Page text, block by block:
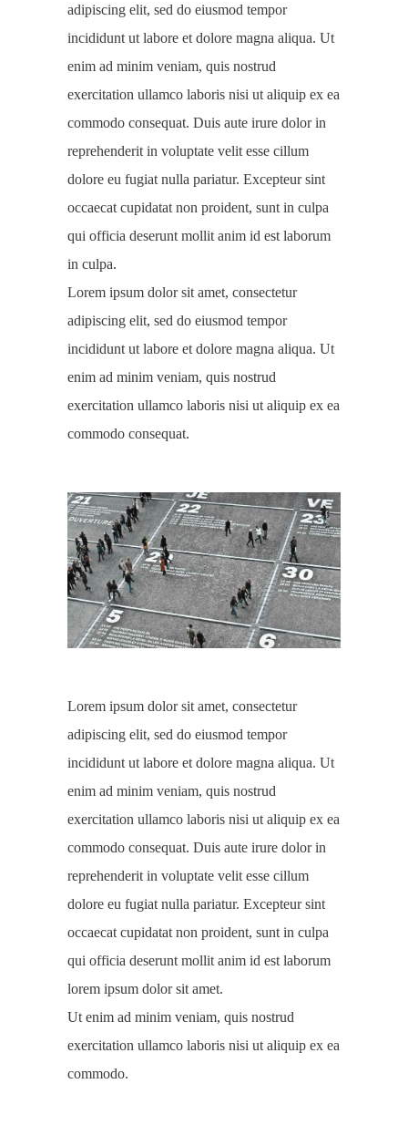
adipiscing elit, sed do eiusmod tempor
incididunt ut labore et dolore magna aliqua. Ut
enim ad minim veniam, quis nostrud
exercitation ullamco laboris nisi ut aliquip ex ea
commodo consequat. Duis aute irure dolor in
reprehenderit in voluptate velit esse cillum
dolore eu fugiat nulla pariatur. Excepteur sint
occaecat cupidatat non proident, sunt in culpa
qui officia deserunt mollit anim id est laborum
in culpa.
Lorem ipsum dolor sit amet, consectetur
adipiscing elit, sed do eiusmod tempor
incididunt ut labore et dolore magna aliqua. Ut
enim ad minim veniam, quis nostrud
exercitation ullamco laboris nisi ut aliquip ex ea
commodo consequat.
Lorem ipsum dolor sit amet, consectetur
adipiscing elit, sed do eiusmod tempor
incididunt ut labore et dolore magna aliqua. Ut
enim ad minim veniam, quis nostrud
exercitation ullamco laboris nisi ut aliquip ex ea
commodo consequat. Duis aute irure dolor in
reprehenderit in voluptate velit esse cillum
dolore eu fugiat nulla pariatur. Excepteur sint
occaecat cupidatat non proident, sunt in culpa
qui officia deserunt mollit anim id est laborum
lorem ipsum dolor sit amet.
Ut enim ad minim veniam, quis nostrud
exercitation ullamco laboris nisi ut aliquip ex ea
commodo.